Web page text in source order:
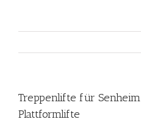
Treppenlifte für
Plattformlifte